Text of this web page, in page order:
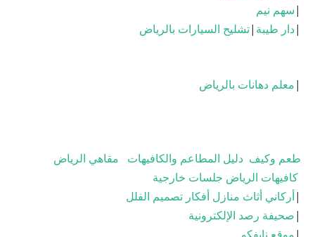
|سهم نيم
|دار طيبة |تشليح السيارات بالرياض
|معلم دهانات بالرياض
طعم وكيف دليل المطاعم والكافيهات
مقاهي الرياض
كافيهات الرياض جلسات خارجية
|أركاني أثاث منازل أفكار تصميم الفلل
|صحيفة رصد الإلكترونية